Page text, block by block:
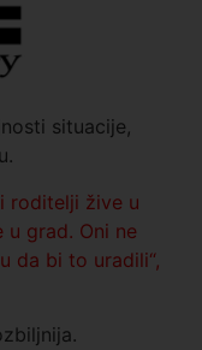
situacije,
roditelji žive u
u grad. Oni ne
da bi to uradili“,